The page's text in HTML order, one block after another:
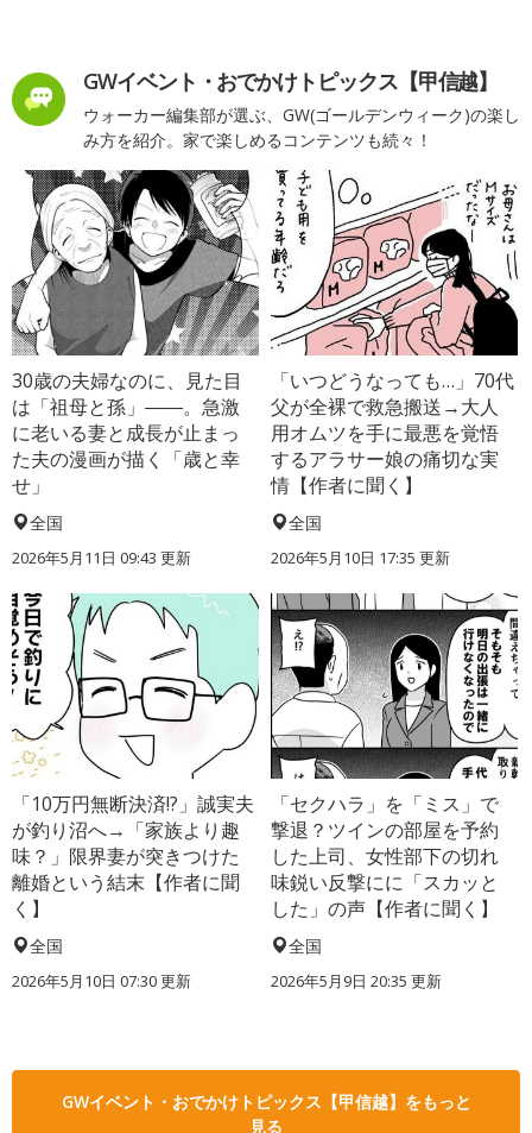
GWイベント・おでかけトピックス【甲信越】
ウォーカー編集部が選ぶ、GW(ゴールデンウィーク)の楽し
み方を紹介。家で楽しめるコンテンツも続々！
30歳の夫婦なのに、見た目
は「祖母と孫」――。急激
に老いる妻と成長が止まっ
た夫の漫画が描く「歳と幸
せ」
全国
2026年5月11日 09:43 更新
「いつどうなっても…」70代
父が全裸で救急搬送→大人
用オムツを手に最悪を覚悟
するアラサー娘の痛切な実
情【作者に聞く】
全国
2026年5月10日 17:35 更新
「10万円無断決済!?」誠実夫
が釣り沼へ→「家族より趣
味？」限界妻が突きつけた
離婚という結末【作者に聞
く】
全国
2026年5月10日 07:30 更新
「セクハラ」を「ミス」で
撃退？ツインの部屋を予約
した上司、女性部下の切れ
味鋭い反撃にに「スカッと
した」の声【作者に聞く】
全国
2026年5月9日 20:35 更新
GWイベント・おでかけトピックス【甲信越】をもっと
見る